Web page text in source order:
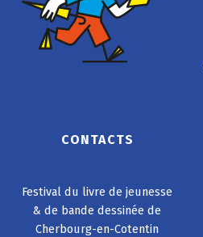
CONTACTS
Festival du livre de jeunesse
& de bande dessinée de
Cherbourg-en-Cotentin